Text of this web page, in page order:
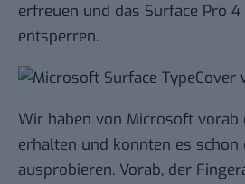
erfreuen und das Surface Pro
entsperren.
Wir haben von Microsoft vorab
erhalten und konnten es schon
ausprobieren. Vorab, der